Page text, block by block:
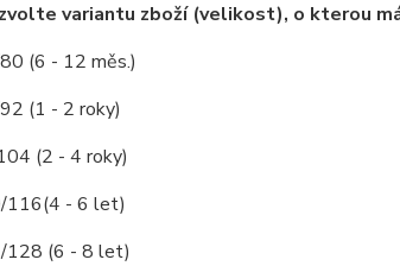
variantu zboží (velikost), o kterou
(6 - 12 měs.)
(1 - 2 roky)
(2 - 4 roky)
116(4 - 6 let)
128 (6 - 8 let)